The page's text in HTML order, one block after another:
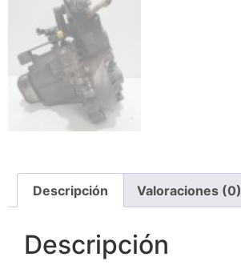
Descripción Valoraciones (0)
Descripción